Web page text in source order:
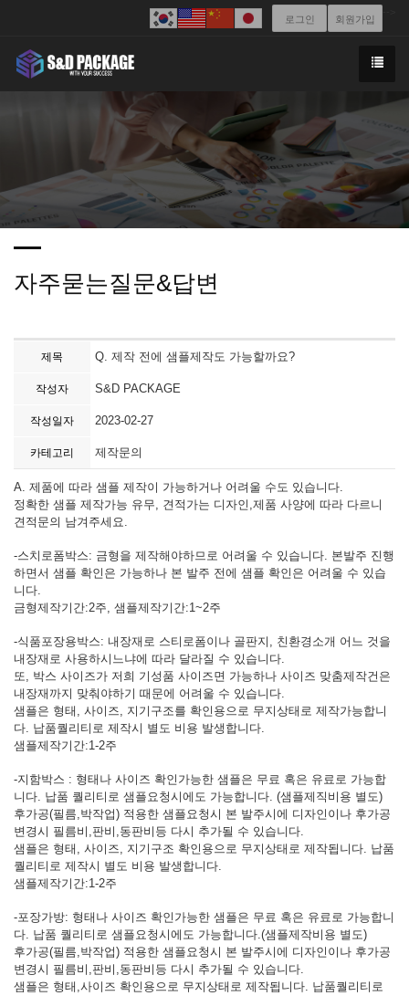
로그인 회원가입
자주묻는질문&답변
제목 Q. 제작 전에 샘플제작도 가능할까요?
작성자 S&D PACKAGE
작성일자 2023-02-27
카테고리 제작문의
A. 제품에 따라 샘플 제작이 가능하거나 어려울 수도 있습니다.
정확한 샘플 제작가능 유무, 견적가는 디자인,제품 사양에 따라 다르니
견적문의 남겨주세요.
-스치로폼박스: 금형을 제작해야하므로 어려울 수 있습니다. 본발주 진행
하면서 샘플 확인은 가능하나 본 발주 전에 샘플 확인은 어려울 수 있습
니다.
금형제작기간:2주, 샘플제작기간:1~2주
-식품포장용박스: 내장재로 스티로폼이나 골판지, 친환경소개 어느 것을
내장재로 사용하시느냐에 따라 달라질 수 있습니다.
또, 박스 사이즈가 저희 기성품 사이즈면 가능하나 사이즈 맞춤제작건은
내장재까지 맞춰야하기 때문에 어려울 수 있습니다.
샘플은 형태, 사이즈, 지기구조를 확인용으로 무지상태로 제작가능합니
다. 납품퀄리티로 제작시 별도 비용 발생합니다.
샘플제작기간:1-2주
-지함박스 : 형태나 사이즈 확인가능한 샘플은 무료 혹은 유료로 가능합
니다. 납품 퀄리티로 샘플요청시에도 가능합니다. (샘플제직비용 별도)
후가공(필름,박작업) 적용한 샘플요청시 본 발주시에 디자인이나 후가공
변경시 필름비,판비,동판비등 다시 추가될 수 있습니다.
샘플은 형태, 사이즈, 지기구조 확인용으로 무지상태로 제작됩니다. 납품
퀄리티로 제작시 별도 비용 발생합니다.
샘플제작기간:1-2주
-포장가방: 형태나 사이즈 확인가능한 샘플은 무료 혹은 유료로 가능합니
다. 납품 퀄리티로 샘플요청시에도 가능합니다.(샘플제작비용 별도)
후가공(필름,박작업) 적용한 샘플요청시 본 발주시에 디자인이나 후가공
변경시 필름비,판비,동판비등 다시 추가될 수 있습니다.
샘플은 형태,사이즈 확인용으로 무지상태로 제작됩니다. 납품퀄리티로